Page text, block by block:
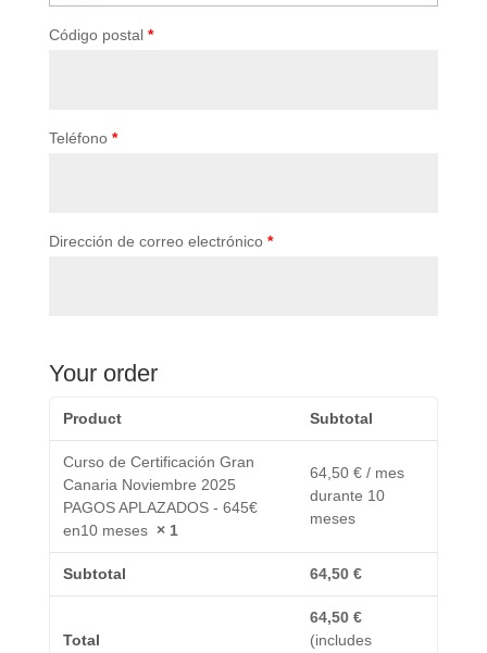
Código postal *
Teléfono *
Dirección de correo electrónico *
Your order
Product Subtotal
Curso de Certificación Gran
Canaria Noviembre 2025
PAGOS APLAZADOS - 645€
en10 meses × 1
64,50 € / mes
durante 10
meses
Subtotal 64,50 €
Total
64,50 €
(includes